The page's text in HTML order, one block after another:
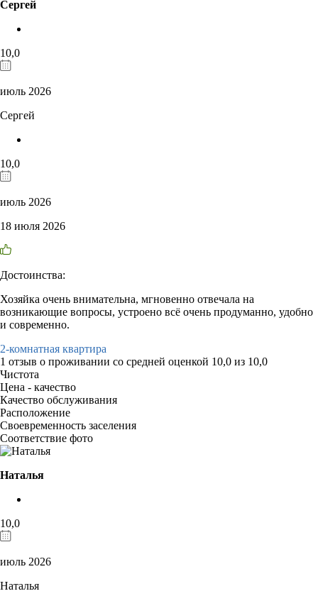
Сергей
10,0
июль 2026
Сергей
10,0
июль 2026
18 июля 2026
Достоинства:
Хозяйка очень внимательна, мгновенно отвечала на
возникающие вопросы, устроено всё очень продуманно, удобно
и современно.
2-комнатная квартира
1 отзыв о проживании со средней оценкой 10,0 из 10,0
Чистота
Цена - качество
Качество обслуживания
Расположение
Своевременность заселения
Соответствие фото
Наталья
10,0
июль 2026
Наталья